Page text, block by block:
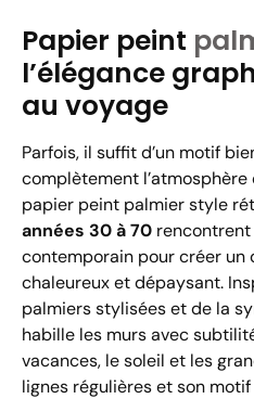
Papier peint
l’élégance
au voyage
Parfois, il suffit d’un motif
complètement l’atmosphère
papier peint palmier style
années 30 à 70
contemporain pour créer un
chaleureux et dépaysant.
palmiers stylisées et de la
habille les murs avec
vacances, le soleil et les
lignes régulières et son